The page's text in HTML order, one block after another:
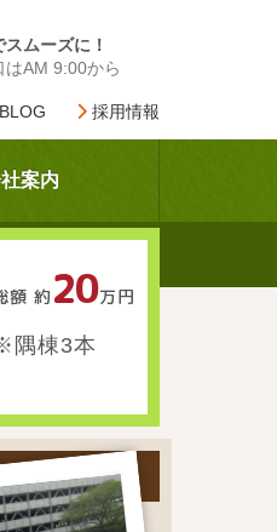
ムーズに！
AM 9:00から
採用情報
案内
額 約 20万円
隅棟3本